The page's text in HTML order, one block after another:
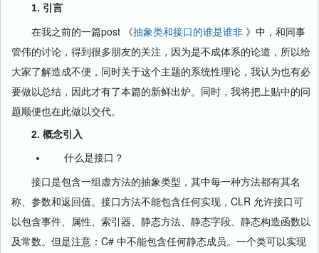
1. 引言
在我之前的一篇post 《抽象类和接口的谁是谁非 》中，和同事
管伟的讨论，得到很多朋友的关注，因为是不成体系的论道，所以给
大家了解造成不便，同时关于这个主题的系统性理论，我认为也有必
要做以总结，因此才有了本篇的新鲜出炉。同时，我将把上贴中的问
题顺便也在此做以交代。
2. 概念引入
什么是接口？
接口是包含一组虚方法的抽象类型，其中每一种方法都有其名
称、参数和返回值。接口方法不能包含任何实现，CLR 允许接口可
以包含事件、属性、索引器、静态方法、静态字段、静态构造函数以
及常数。但是注意：C# 中不能包含任何静态成员。一个类可以实现